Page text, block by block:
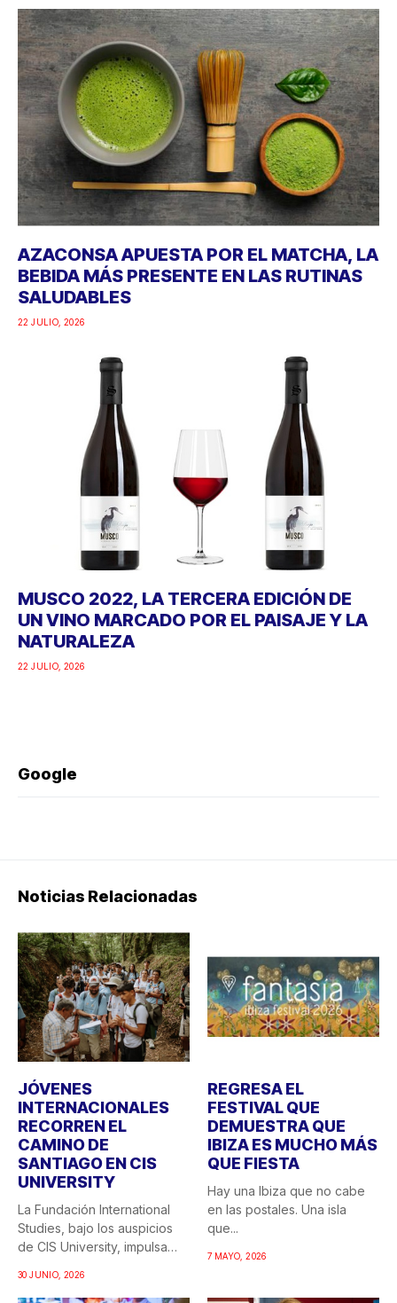
AZACONSA APUESTA POR EL MATCHA, LA
BEBIDA MÁS PRESENTE EN LAS RUTINAS
SALUDABLES
22 JULIO, 2026
MUSCO 2022, LA TERCERA EDICIÓN DE
UN VINO MARCADO POR EL PAISAJE Y LA
NATURALEZA
22 JULIO, 2026
Google
Noticias Relacionadas
JÓVENES
INTERNACIONALES
RECORREN EL
CAMINO DE
SANTIAGO EN CIS
UNIVERSITY
La Fundación International
Studies, bajo los auspicios
de CIS University, impulsa
30 JUNIO, 2026
REGRESA EL
FESTIVAL QUE
DEMUESTRA QUE
IBIZA ES MUCHO MÁS
QUE FIESTA
Hay una Ibiza que no cabe
en las postales. Una isla
que...
7 MAYO, 2026